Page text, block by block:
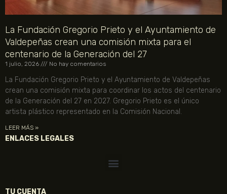
La Fundación Gregorio Prieto y el Ayuntamiento de
Valdepeñas crean una comisión mixta para el
centenario de la Generación del 27
1 julio, 2026 No hay comentarios
La Fundación Gregorio Prieto y el Ayuntamiento de Valdepeñas
crean una comisión mixta para coordinar los actos del centenario
de la Generación del 27 en 2027. Gregorio Prieto es el único
artista plástico representado en la Comisión Nacional.
LEER MÁS »
ENLACES LEGALES
TU CUENTA